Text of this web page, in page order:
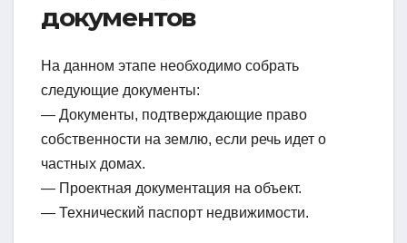
документов
На данном этапе необходимо собрать
следующие документы:
— Документы, подтверждающие право
собственности на землю, если речь идет о
частных домах.
— Проектная документация на объект.
— Технический паспорт недвижимости.